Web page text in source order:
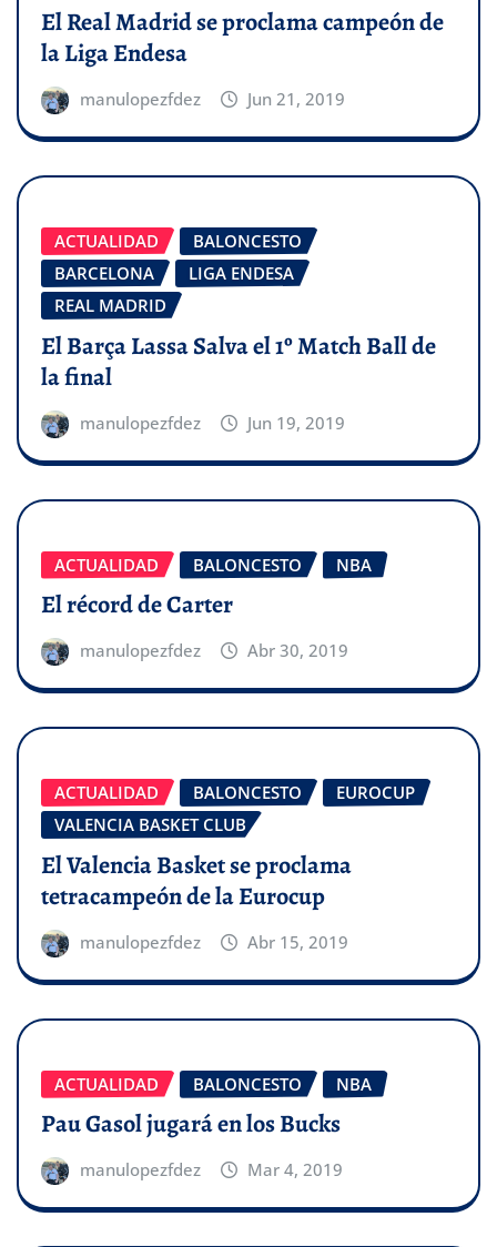
El Real Madrid se proclama campeón de
la Liga Endesa
manulopezfdez Jun 21, 2019
ACTUALIDAD
BALONCESTO
BARCELONA
LIGA ENDESA
REAL MADRID
El Barça Lassa Salva el 1º Match Ball de
la final
manulopezfdez Jun 19, 2019
ACTUALIDAD BALONCESTO NBA
El récord de Carter
manulopezfdez Abr 30, 2019
ACTUALIDAD BALONCESTO
EUROCUP
VALENCIA BASKET CLUB
El Valencia Basket se proclama
tetracampeón de la Eurocup
manulopezfdez Abr 15, 2019
ACTUALIDAD BALONCESTO NBA
Pau Gasol jugará en los Bucks
manulopezfdez Mar 4, 2019